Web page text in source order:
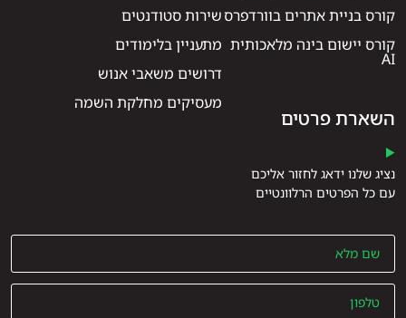
קורס בניית אתרים בוורדפרס
קורס יישום בינה מלאכותית
AI
שירות סטודנטים
מתעניין בלימודים
דרושים משאבי אנוש
מעסיקים מחלקת השמה
השארת פרטים
נציג שלנו ידאג לחזור אליכם
עם כל הפרטים הרלוונטיים